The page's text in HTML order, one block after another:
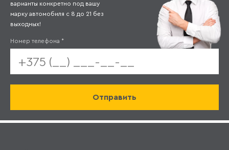
варианты конкретно под вашу
марку автомобиля с 8 до 21 без
выходных!
Номер телефона *